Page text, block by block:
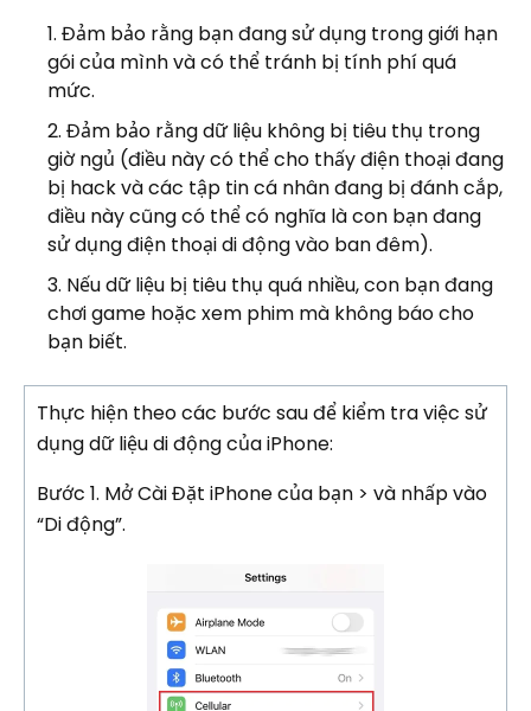
Đảm bảo rằng bạn đang sử dụng trong giới hạn
gói của mình và có thể tránh bị tính phí quá
mức.
Đảm bảo rằng dữ liệu không bị tiêu thụ trong
giờ ngủ (điều này có thể cho thấy điện thoại đang
bị hack và các tập tin cá nhân đang bị đánh cắp,
điều này cũng có thể có nghĩa là con bạn đang
sử dụng điện thoại di động vào ban đêm).
Nếu dữ liệu bị tiêu thụ quá nhiều, con bạn đang
chơi game hoặc xem phim mà không báo cho
bạn biết.
Thực hiện theo các bước sau để kiểm tra việc sử
dụng dữ liệu di động của iPhone:
Bước 1. Mở Cài Đặt iPhone của bạn > và nhấp vào
“Di động”.